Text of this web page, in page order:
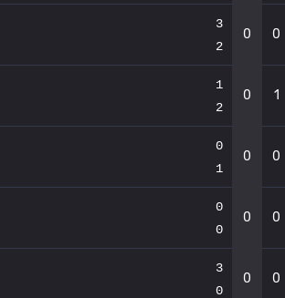
3
2
0 0
1
2
0 1
0
1
0 0
0
0
0 0
3
0
0 0